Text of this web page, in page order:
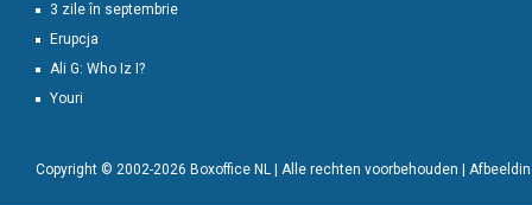
3 zile în septembrie
Erupcja
Ali G: Who Iz I?
Youri
Copyright © 2002-2026 Boxoffice NL | Alle rechten voorbehouden |